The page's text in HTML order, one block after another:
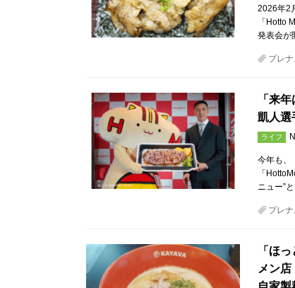
2026年2
「Hotto
発表会が
プレナ
「来
凱人選
ライフ
今年も、
「
ニュー”
プレナ
「ほ
メン